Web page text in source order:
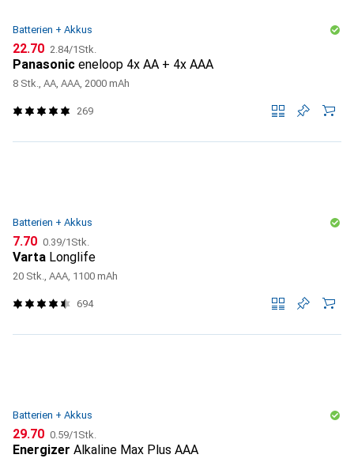
Batterien + Akkus
CHF
22.70 CHF
2.84/1Stk.
Panasonic eneloop 4x AA + 4x AAA
8 Stk., AA, AAA, 2000 mAh
269
Batterien + Akkus
CHF
7.70 CHF
0.39/1Stk.
Varta Longlife
20 Stk., AAA, 1100 mAh
694
Batterien + Akkus
CHF
29.70 CHF
0.59/1Stk.
Energizer Alkaline Max Plus AAA